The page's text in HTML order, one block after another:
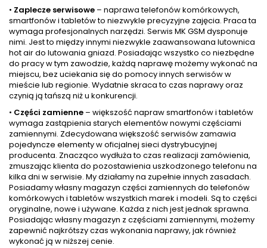
• Zaplecze serwisowe – naprawa telefonów komórkowych,
smartfonów i tabletów to niezwykle precyzyjne zajęcia. Praca ta
wymaga profesjonalnych narzędzi. Serwis MK GSM dysponuje
nimi. Jest to między innymi niezwykle zaawansowana lutownica
hot air do lutowania gniazd. Posiadając wszystko co niezbędne
do pracy w tym zawodzie, każdą naprawę możemy wykonać na
miejscu, bez uciekania się do pomocy innych serwisów w
mieście lub regionie. Wydatnie skraca to czas naprawy oraz
czynią ją tańszą niż u konkurencji.
• Części zamienne – większość napraw smartfonów i tabletów
wymaga zastąpienia starych elementów nowymi częściami
zamiennymi. Zdecydowana większość serwisów zamawia
pojedyncze elementy w oficjalnej sieci dystrybucyjnej
producenta. Znacząco wydłuża to czas realizacji zamówienia,
zmuszając klienta do pozostawienia uszkodzonego telefonu na
kilka dni w serwisie. My działamy na zupełnie innych zasadach.
Posiadamy własny magazyn części zamiennych do telefonów
komórkowych i tabletów wszystkich marek i modeli. Są to części
oryginalne, nowe i używane. Każda z nich jest jednak sprawna.
Posiadając własny magazyn z częściami zamiennymi, możemy
zapewnić najkrótszy czas wykonania naprawy, jak również
wykonać ją w niższej cenie.